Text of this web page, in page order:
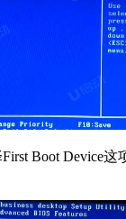
Boot Device这